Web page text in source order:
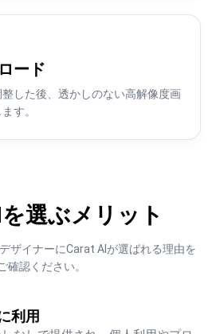
ード
した後、透かしのない高解像度画
す。
選ぶメリット
ザイナーにCarat AIが選ばれる理由を
確認ください。
利用